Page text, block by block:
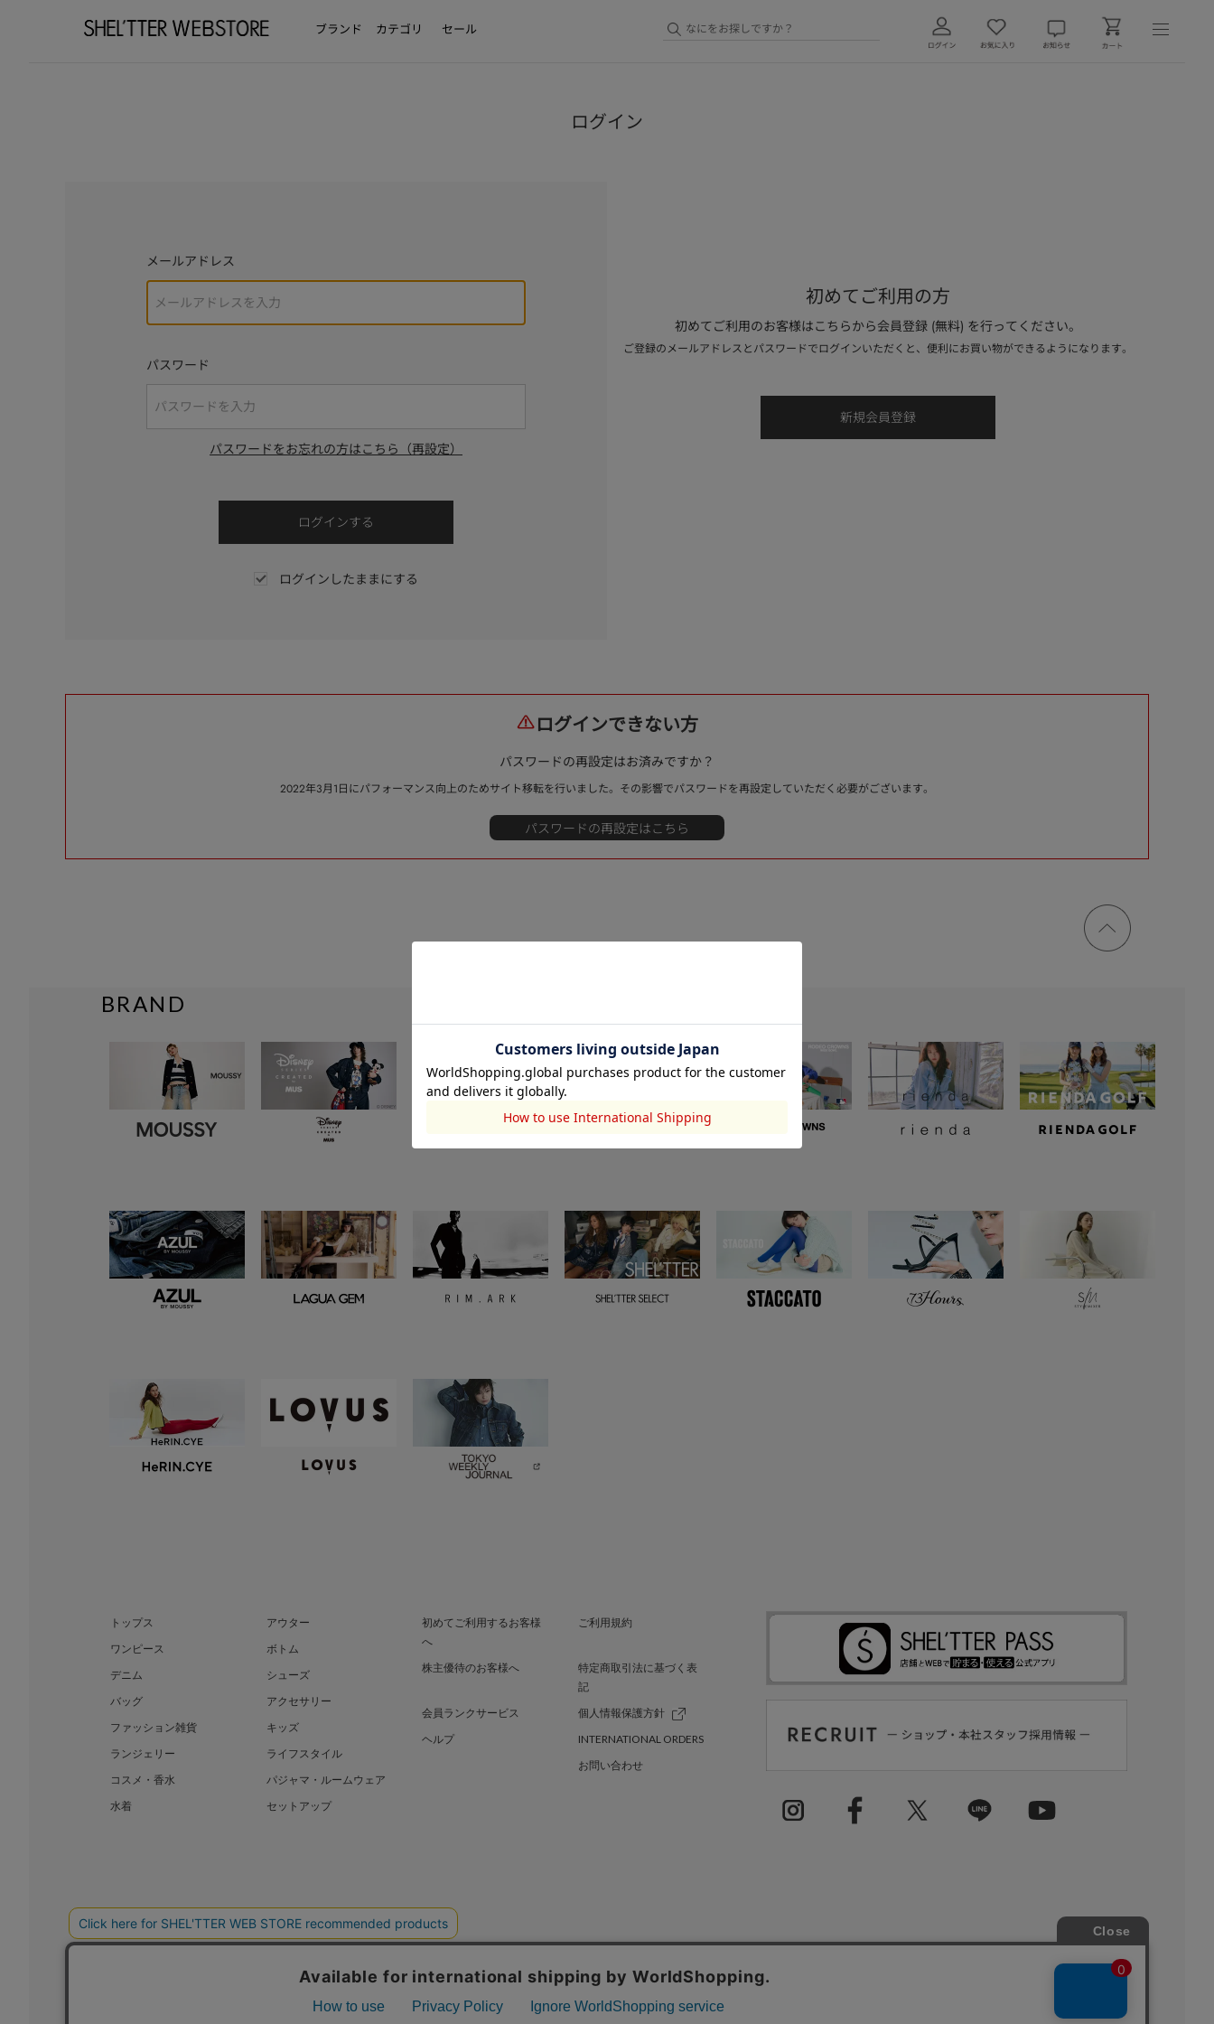
ブランド カテゴリ セール
ログイン
メールアドレス
パスワード
パスワードをお忘れの方はこちら（再設定）
ログインしたままにする
初めてご利用の方
初めてご利用のお客様はこちらから会員登録 (無料) を行ってください。
ご登録のメールアドレスとパスワードでログインいただくと、便利にお買い物ができるようになります。
ログインできない方
パスワードの再設定はお済みですか？
2022年3月1日にパフォーマンス向上のためサイト移転を行いました。その影響でパスワードを再設定していただく必要がございます。
ページ
トップ
BRAND
トップス
アウター
ワンピース
ボトム
デニム
シューズ
バッグ
アクセサリー
ファッション雑貨
キッズ
ランジェリー
ライフスタイル
コスメ・香水
パジャマ・ルームウェア
水着
セットアップ
初めてご利用するお客様
へ
ご利用規約
株主優待のお客様へ
特定商取引法に基づく表
記
会員ランクサービス
個人情報保護方針
ヘルプ
INTERNATIONAL ORDERS
お問い合わせ
BAROQUE JAPAN LIMITED SHEL’TTER GREEN 採用情報
COPYRIGHT © BAROQUE JAPAN LIMITED ALL RIGHTS RESERVED.